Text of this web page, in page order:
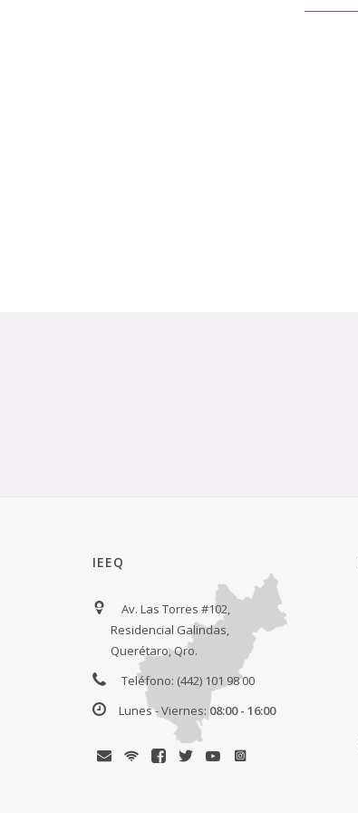
IEEQ
Av. Las Torres #102,
Residencial Galindas,
Querétaro, Qro.
Teléfono: (442) 101 98 00
Lunes - Viernes: 08:00 - 16:00